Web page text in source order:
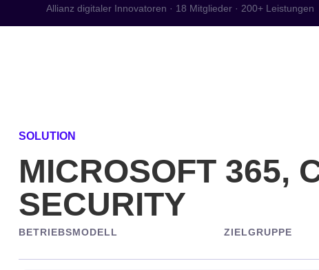
Allianz digitaler Innovatoren · 18 Mitglieder · 200+ Leistungen
SOLUTION
MICROSOFT 365,
SECURITY
BETRIEBSMODELL ZIELGRUPPE